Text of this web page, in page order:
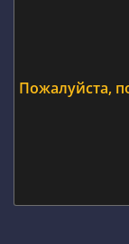
Пожалуйста,